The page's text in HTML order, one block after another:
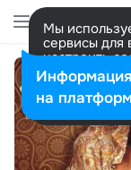
Мы
сервисы для
настроить
Разрешить
на